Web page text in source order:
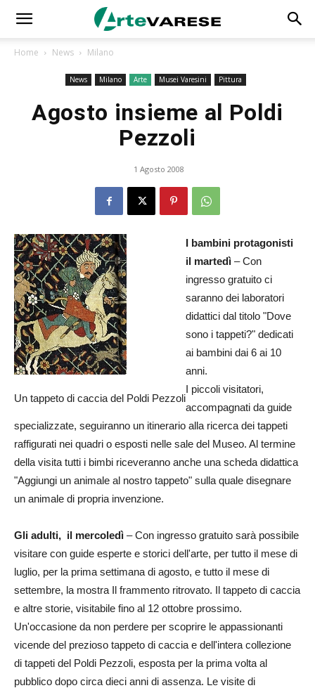
Home News Milano
News Milano Arte Musei Varesini Pittura
Agosto insieme al Poldi
Pezzoli
1 Agosto 2008
Un tappeto di caccia del Poldi Pezzoli
I bambini protagonisti
il martedì – Con
ingresso gratuito ci
saranno dei laboratori
didattici dal titolo "Dove
sono i tappeti?" dedicati
ai bambini dai 6 ai 10
anni.
I piccoli visitatori,
accompagnati da guide
specializzate, seguiranno un itinerario alla ricerca dei tappeti
raffigurati nei quadri o esposti nelle sale del Museo. Al termine
della visita tutti i bimbi riceveranno anche una scheda didattica
"Aggiungi un animale al nostro tappeto" sulla quale disegnare
un animale di propria invenzione.
Gli adulti, il mercoledì – Con ingresso gratuito sarà possibile
visitare con guide esperte e storici dell'arte, per tutto il mese di
luglio, per la prima settimana di agosto, e tutto il mese di
settembre, la mostra Il frammento ritrovato. Il tappeto di caccia
e altre storie, visitabile fino al 12 ottobre prossimo.
Un'occasione da non perdere per scoprire le appassionanti
vicende del prezioso tappeto di caccia e dell'intera collezione
di tappeti del Poldi Pezzoli, esposta per la prima volta al
pubblico dopo circa dieci anni di assenza. Le visite di